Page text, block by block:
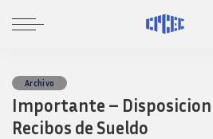
Archivo
Importante – Disposicion
Recibos de Sueldo